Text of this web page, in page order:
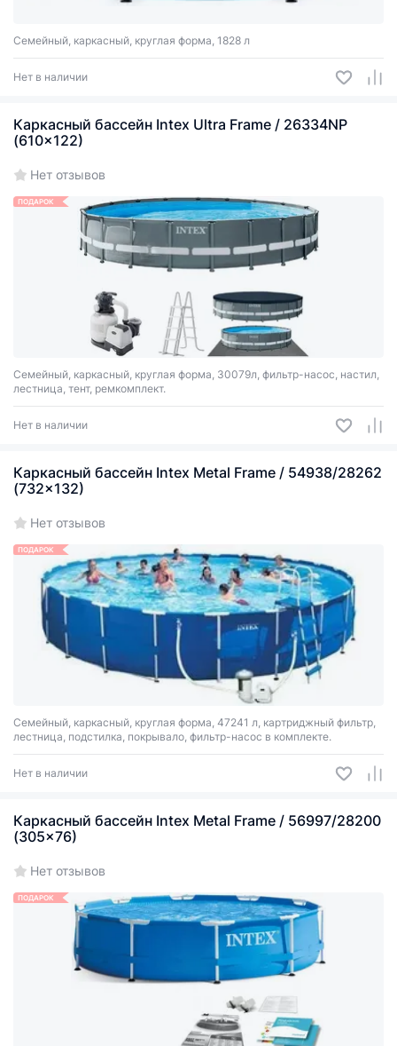
Семейный, каркасный, круглая форма, 1828 л
Нет в наличии
Каркасный бассейн Intex Ultra Frame / 26334NP
(610x122)
Нет отзывов
ПОДАРОК
Семейный, каркасный, круглая форма, 30079л, фильтр-насос, настил,
лестница, тент, ремкомплект.
Нет в наличии
Каркасный бассейн Intex Metal Frame / 54938/28262
(732x132)
Нет отзывов
ПОДАРОК
Cемейный, каркасный, круглая форма, 47241 л, картриджный фильтр,
лестница, подстилка, покрывало, фильтр-насос в комплекте.
Нет в наличии
Каркасный бассейн Intex Metal Frame / 56997/28200
(305x76)
Нет отзывов
ПОДАРОК